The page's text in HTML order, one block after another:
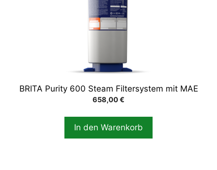
BRITA Purity 600 Steam Filtersystem mit MAE
658,00€
In den Warenkorb